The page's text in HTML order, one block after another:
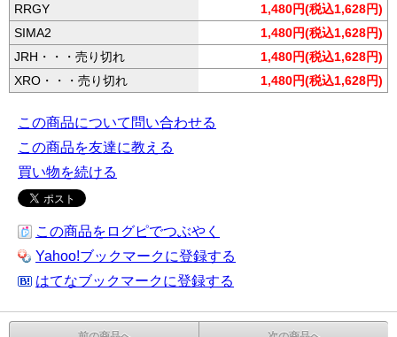
RRGY
1,480円(税込1,628円)
SIMA2
1,480円(税込1,628円)
JRH・・・売り切れ
1,480円(税込1,628円)
XRO・・・売り切れ
1,480円(税込1,628円)
この商品について問い合わせる
この商品を友達に教える
買い物を続ける
この商品をログピでつぶやく
Yahoo!ブックマークに登録する
はてなブックマークに登録する